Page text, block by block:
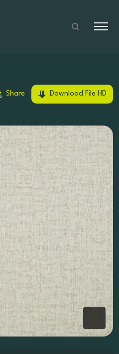
Share Download File HD